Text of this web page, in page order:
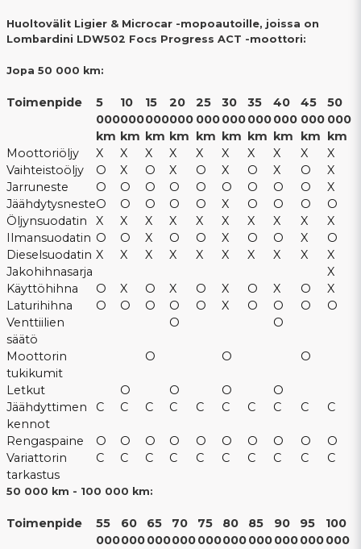
Huoltovälit Ligier & Microcar -mopoautoille, joissa on
Lombardini LDW502 Focs Progress ACT -moottori:
Jopa 50 000 km:
Toimenpide
5
000
km
10
000
km
15
000
km
20
000
km
25
000
km
30
000
km
35
000
km
40
000
km
45
000
km
50
000
km
Moottoriöljy
X X X X X X X X X
X
Vaihteistoöljy
O X O X O X O X O
X
Jarruneste
O O O O O O O O O
X
JäähdytysnesteO O O O O X O O O
O
Öljynsuodatin
X X X X X X X X X
X
Ilmansuodatin O O X O O X O O X
O
Dieselsuodatin X X X X X X X X X
X
Jakohihnasarja
X
Käyttöhihna
O X O X O X O X O
X
Laturihihna
O O O O O X O O O
O
Venttiilien
säätö
O O
Moottorin
tukikumit
O O O
Letkut O O O
O
Jäähdyttimen
kennot
C C C C C C C C C C
Rengaspaine O O O O O O O O O
O
Variattorin
tarkastus
C C C C C C C C C C
50 000 km - 100 000 km:
Toimenpide
55
000
60
000
65
000
70
000
75
000
80
000
85
000
90
000
95
000
100
000